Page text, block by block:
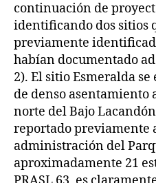
continuación de
identificando dos sitios
previamente
habían documentado
2). El sitio Esmeralda
de denso asentamiento
norte del Bajo
reportado previamente
administración del
aproximadamente 21